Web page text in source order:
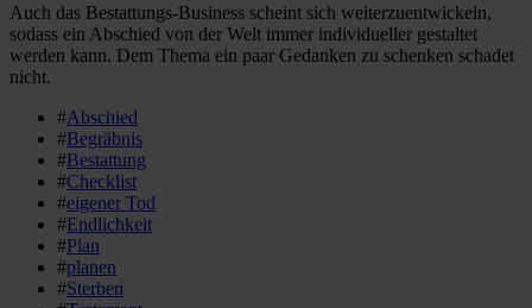
Auch das Bestattungs-Business scheint sich weiterzuentwickeln,
sodass ein Abschied von der Welt immer individueller gestaltet
werden kann. Dem Thema ein paar Gedanken zu schenken schadet
nicht.
#Abschied
#Begräbnis
#Bestattung
#Checklist
#eigener Tod
#Endlichkeit
#Plan
#planen
#Sterben